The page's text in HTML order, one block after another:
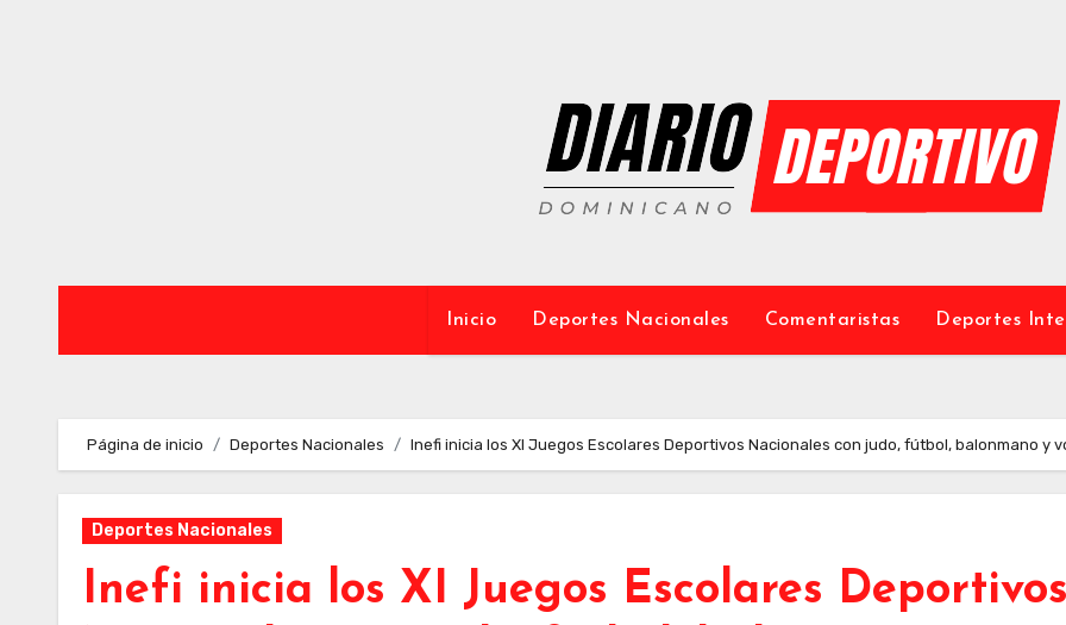
Inicio Deportes Nacionales Comentaristas Deportes
Página de inicio Deportes Nacionales Inefi inicia los XI Juegos Escolares Deportivos Nacionales con judo, fútbol, balonmano y
Deportes Nacionales
Inefi inicia los XI Juegos Escolares